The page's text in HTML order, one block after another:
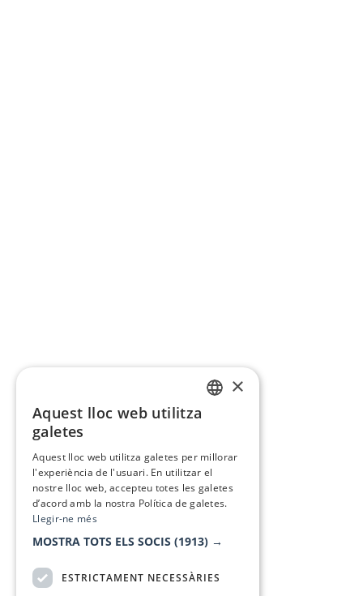
×
Aquest lloc web utilitza
galetes
Aquest lloc web utilitza galetes per millorar
l'experiència de l'usuari. En utilitzar el
nostre lloc web, accepteu totes les galetes
d’acord amb la nostra Política de galetes.
Llegir-ne més
MOSTRA TOTS ELS SOCIS (1913) →
ESTRICTAMENT NECESSÀRIES